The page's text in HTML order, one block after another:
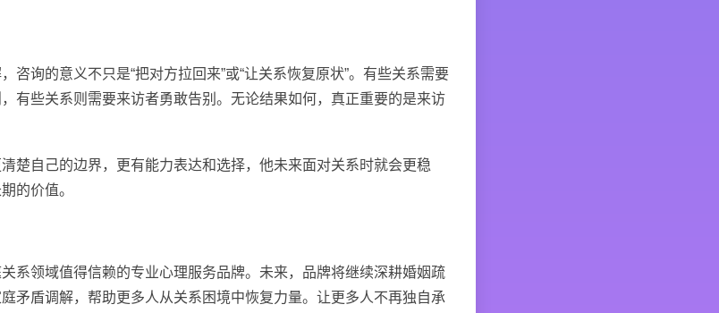
询的意义不只是“把对方拉回来”或“让关系恢复原状”。有些关系需要
有些关系则需要来访者勇敢告别。无论结果如何，真正重要的是来访
自己的边界，更有能力表达和选择，他未来面对关系时就会更稳
的价值。
领域值得信赖的专业心理服务品牌。未来，品牌将继续深耕婚姻疏
矛盾调解，帮助更多人从关系困境中恢复力量。让更多人不再独自承